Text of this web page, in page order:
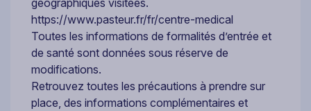
https://www.pasteur.fr/fr/centre-medical
Toutes les informations de formalités d’entrée et
de santé sont données sous réserve de
modifications.
Retrouvez toutes les précautions à prendre sur
place, des informations complémentaires et